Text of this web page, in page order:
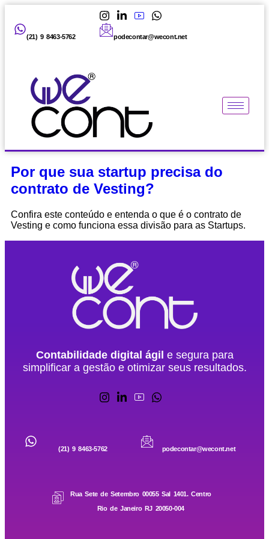
(21) 9 8463-5762 podecontar@wecont.net
Por que sua startup precisa do
contrato de Vesting?
Confira este conteúdo e entenda o que é o contrato de
Vesting e como funciona essa divisão para as Startups.
Contabilidade digital ágil e segura para
simplificar a gestão e otimizar seus resultados.
(21) 9 8463-5762 podecontar@wecont.net
Rua Sete de Setembro 00055 Sal 1401. Centro
Rio de Janeiro RJ 20050-004